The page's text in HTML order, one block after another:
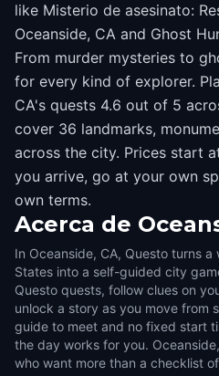
like Misterio de asesinato:
Oceanside, CA and Ghost
From murder mysteries to
for every kind of explorer.
CA's quests 4.6 out of 5
cover 36 landmarks,
across the city. Prices start
you arrive, go at your own
own terms.
Acerca de
In Oceanside, CA, Questo turns
States into a self-guided city
Questo quests, follow clues on
unlock a story as you move from
guide to meet and no fixed start
the day works for you.
who want more than a checklist